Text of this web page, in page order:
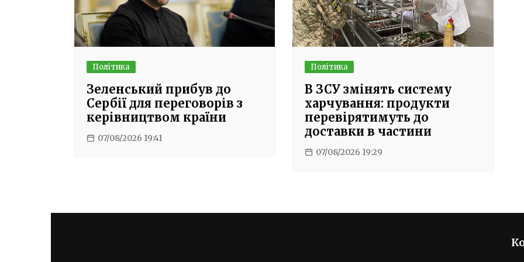
Політика
Зеленський прибув до
Сербії для переговорів з
керівництвом країни
07/08/2026 19:41
Політика
В ЗСУ змінять систему
харчування: продукти
перевірятимуть до
доставки в частини
07/08/2026 19:29